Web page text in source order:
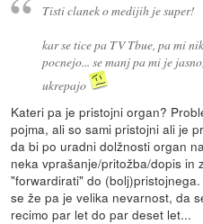
Tisti clanek o medijih je super!
kar se tice pa TV Tbue, pa mi
pocnejo... se manj pa mi je
ukrepajo
Kateri pa je pristojni organ?
pojma, ali so sami pristojni ali je
da bi po uradni dolžnosti organ
neka vprašanje/pritožba/dopis in
"forwardirati" do
se že pa je velika nevarnost, da
recimo par let do par deset let...